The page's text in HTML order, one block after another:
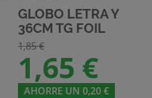
GLOBO LETRA Y
36CM TG FOIL
1,85 €
1,65 €
AHORRE UN 0,20 €